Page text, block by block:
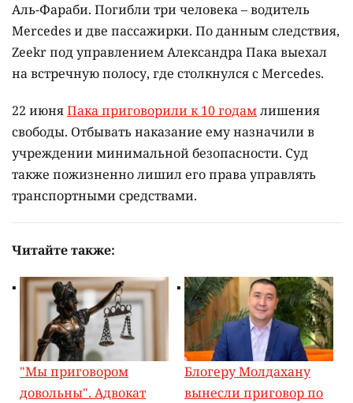
Аль-Фараби. Погибли три человека – водитель
Mercedes и две пассажирки. По данным следствия,
Zeekr под управлением Александра Пака выехал
на встречную полосу, где столкнулся с Mercedes.
22 июняПака приговорили к 10 годамлишения
свободы. Отбывать наказание ему назначили в
учреждении минимальной безопасности. Суд
также пожизненно лишил его права управлять
транспортными средствами.
Читайте также:
"Мы приговором
довольны". Адвокат
Блогеру Молдахану
вынесли приговор по